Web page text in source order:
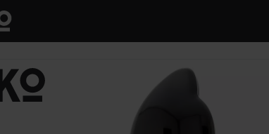
SEKTIONEN